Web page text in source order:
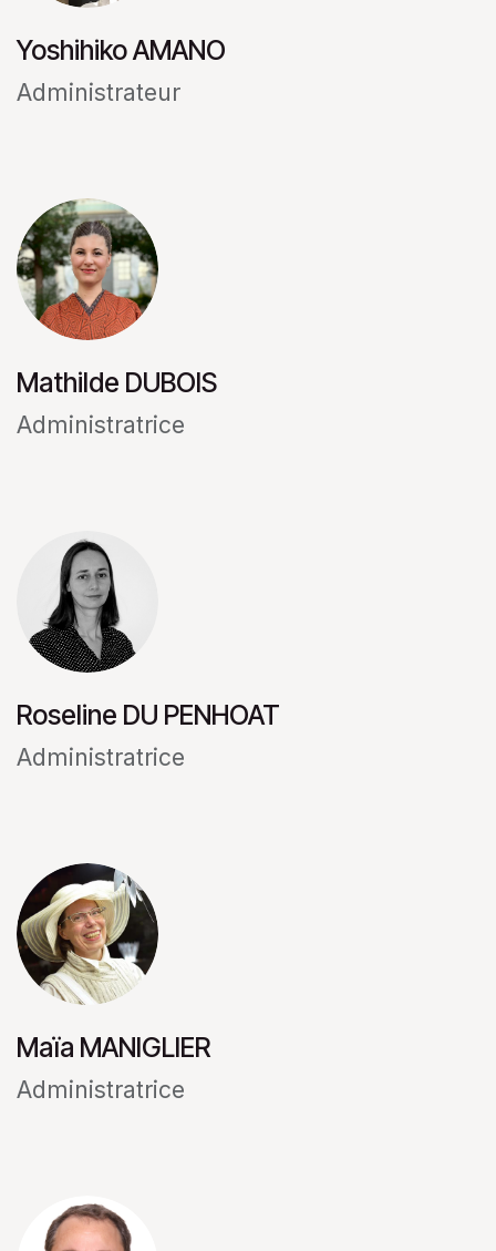
Yoshihiko AMANO
Administrateur
Mathilde DUBOIS
Administratrice
Roseline DU PENHOAT
Administratrice
Maïa MANIGLIER
Administratrice